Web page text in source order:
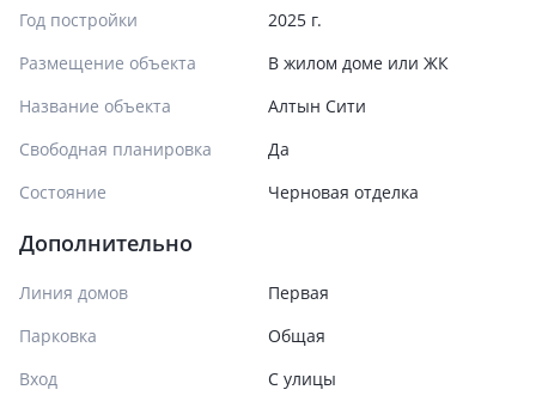
Год постройки
2025 г.
Размещение объекта
В жилом доме или ЖК
Название объекта
Алтын Сити
Свободная планировка
Да
Состояние
Черновая отделка
Дополнительно
Линия домов
Первая
Парковка
Общая
Вход
С улицы